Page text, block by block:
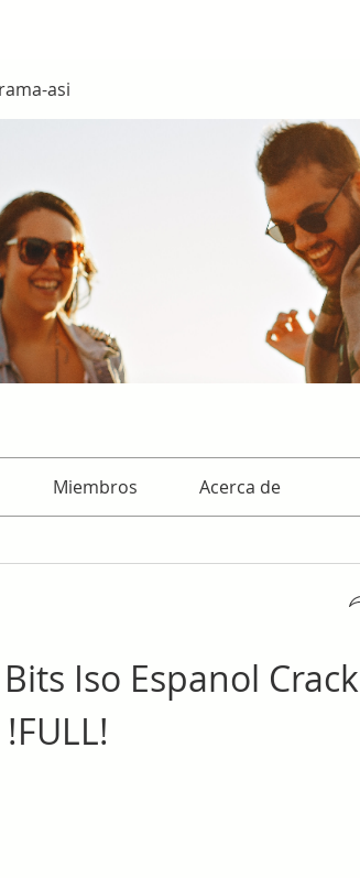
asi
Miembros Acerca de
Iso Espanol Crack
!FULL!